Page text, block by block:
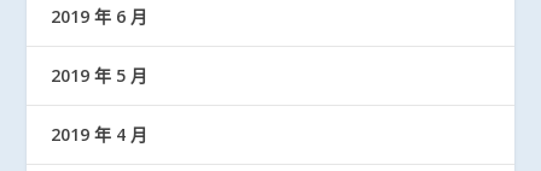
2019 年 6 月
2019 年 5 月
2019 年 4 月